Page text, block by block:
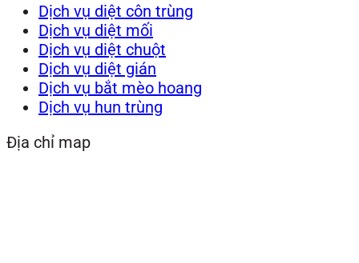
Dịch vụ diệt côn trùng
Dịch vụ diệt mối
Dịch vụ diệt chuột
Dịch vụ diệt gián
Dịch vụ bắt mèo hoang
Dịch vụ hun trùng
Địa chỉ map